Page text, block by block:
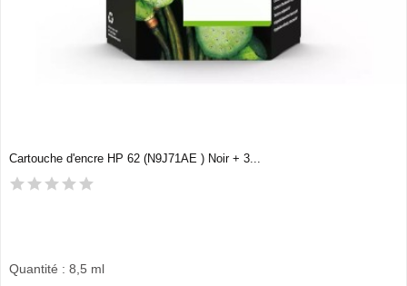
Cartouche d'encre HP 62 (N9J71AE ) Noir + 3...
Quantité : 8,5 ml